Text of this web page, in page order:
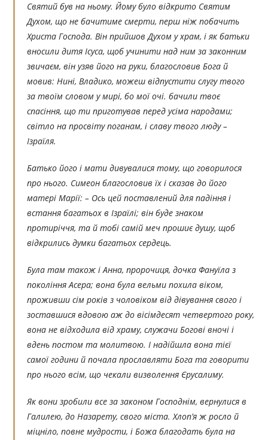
Святий був на ньому. Йому було відкрито Святим
Духом, що не бачитиме смерти, перш ніж побачить
Христа Господа. Він прийшов Духом у храм, і як батьки
вносили дитя Ісуса, щоб учинити над ним за законним
звичаєм, він узяв його на руки, благословив Бога й
мовив: Нині, Владико, можеш відпустити слугу твого
за твоїм словом у мирі, бо мої очі. бачили твоє
спасіння, що ти приготував перед усіма народами;
світло на просвіту поганам, і славу твого люду –
Ізраїля.
Батько його і мати дивувалися тому, що говорилося
про нього. Симеон благословив їх і сказав до його
матері Марії: – Ось цей поставлений для падіння і
встання багатьох в Ізраїлі; він буде знаком
протиріччя, та й тобі самій меч прошиє душу, щоб
відкрились думки багатьох сердець.
Була там також і Анна, пророчиця, дочка Фануїла з
покоління Асера; вона була вельми похила віком,
проживши сім років з чоловіком від дівування свого і
зоставшися вдовою аж до вісімдесят четвертого року,
вона не відходила від храму, служачи Богові вночі і
вдень постом та молитвою. І надійшла вона тієї
самої години й почала прославляти Бога та говорити
про нього всім, що чекали визволення Єрусалиму.
Як вони зробили все за законом Господнім, вернулися в
Галилею, до Назарету, свого міста. Хлоп’я ж росло й
міцніло, повне мудрости, і Божа благодать була на